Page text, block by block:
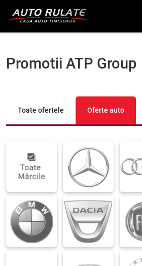
Promotii ATP Group
Toate ofertele Oferte auto